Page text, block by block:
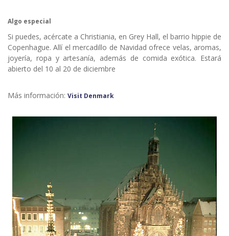
Algo especial
Si puedes, acércate a Christiania, en Grey Hall, el barrio hippie de
Copenhague. Allí el mercadillo de Navidad ofrece velas, aromas,
joyería, ropa y artesanía, además de comida exótica. Estará
abierto del 10 al 20 de diciembre
Más información: Visit Denmark